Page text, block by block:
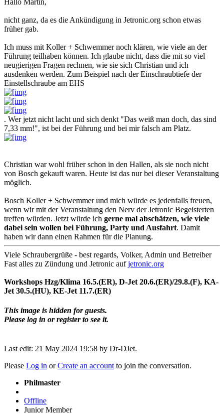
Hallo Martin,
nicht ganz, da es die Ankündigung in Jetronic.org schon etwas
früher gab.
Ich muss mit Koller + Schwemmer noch klären, wie viele an der
Führung teilhaben können. Ich glaube nicht, dass die mit so viel
neugierigen Fragen rechnen, wie sie sich Christian und ich
ausdenken werden. Zum Beispiel nach der Einschraubtiefe der
Einstellschraube am EHS
. Wer jetzt nicht lacht und sich denkt "Das weiß man doch, das sind
7,33 mm!", ist bei der Führung und bei mir falsch am Platz.
Christian war wohl früher schon in den Hallen, als sie noch nicht
von Bosch gekauft waren. Heute ist das nur bei dieser Veranstaltung
möglich.
Bosch Koller + Schwemmer und mich würde es jedenfalls freuen,
wenn wir mit der Veranstaltung den Nerv der Jetronic Begeisterten
treffen würden. Jetzt würde ich gerne mal abschätzen, wie viele
dabei sein wollen bei Führung, Party und Ausfahrt. Damit
haben wir dann einen Rahmen für die Planung.
Viele Schraubergrüße - best regards, Volker, Admin und Betreiber
Fast alles zu Zündung und Jetronic aufjetronic.org
Workshops Hzg/Klima 16.5.(ER), D-Jet 20.6.(ER)/29.8.(F), KA-
Jet 30.5.(HU), KE-Jet 11.7.(ER)
This image is hidden for guests.
Please log in or register to see it.
Last edit: 21 May 2024 19:58 by Dr-DJet.
Please Log in orCreate an account to join the conversation.
Philmaster
Offline
Junior Member